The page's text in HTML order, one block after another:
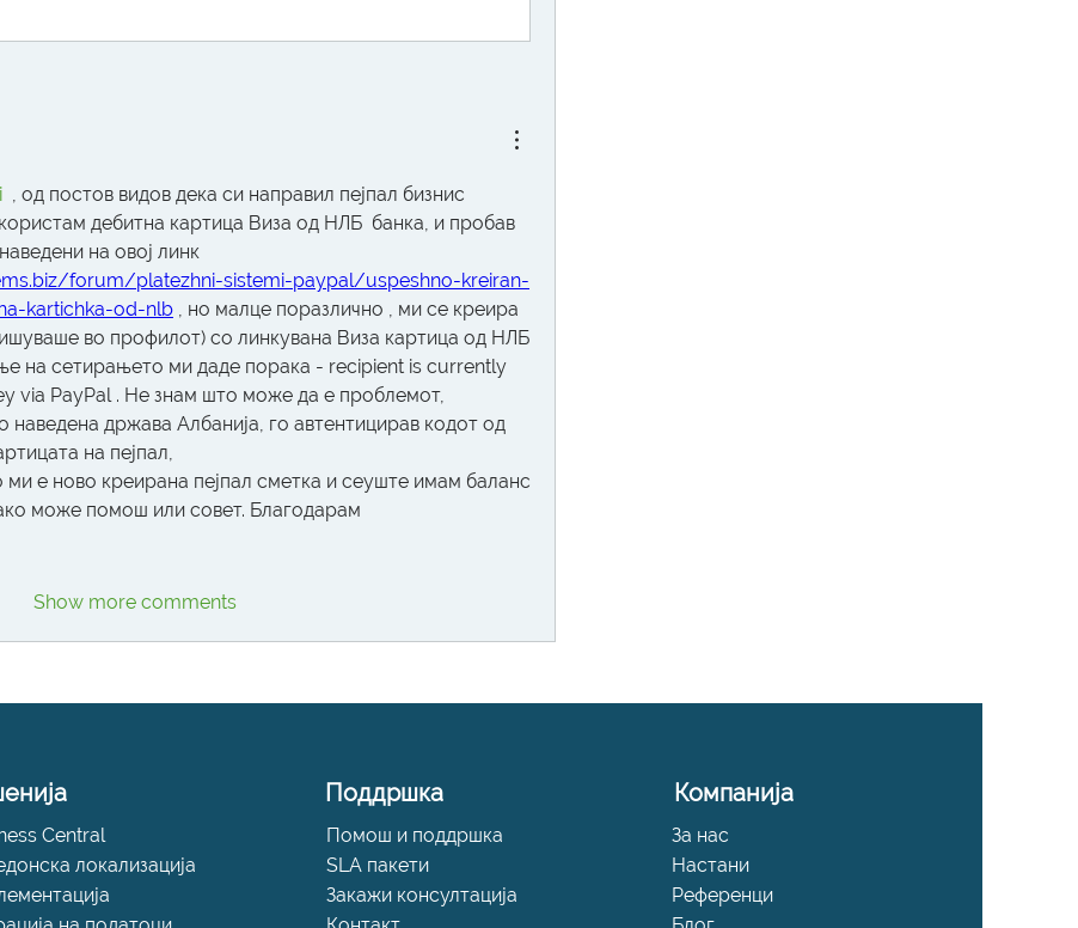
, од постов видов дека си направил пејпал бизнис
дебитна картица Виза од НЛБ  банка, и пробав
forum/platezhni-sistemi-paypal/uspeshno-kreiran-
kartichka-od-nlb , но малце поразлично , ми се креира
во профилот) со линкувана Виза картица од НЛБ
на сетирањето ми даде порака - recipient is currently
via PayPal . Не знам што може да е проблемот,
наведена држава Албанија, го автентицирав кодот од
на пејпал,
е ново креирана пејпал сметка и сеуште имам баланс
може помош или совет. Благодарам
Show more comments
Central
локализација
Поддршка
Помош и поддршка
SLA пакети
Закажи консултација
Компанија
За нас
Настани
Референци